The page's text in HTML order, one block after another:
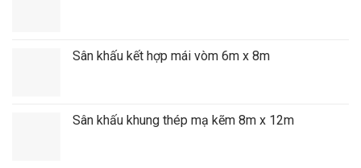
Sân khấu kết hợp mái vòm 6m x 8m
Sân khấu khung thép mạ kẽm 8m x 12m